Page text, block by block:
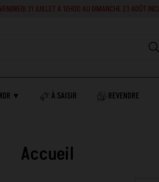
31 JUILLET À 12H00 AU DIMANCHE 23 AOÛT INCLUS.
▼ À SAISIR REVENDRE
Accueil